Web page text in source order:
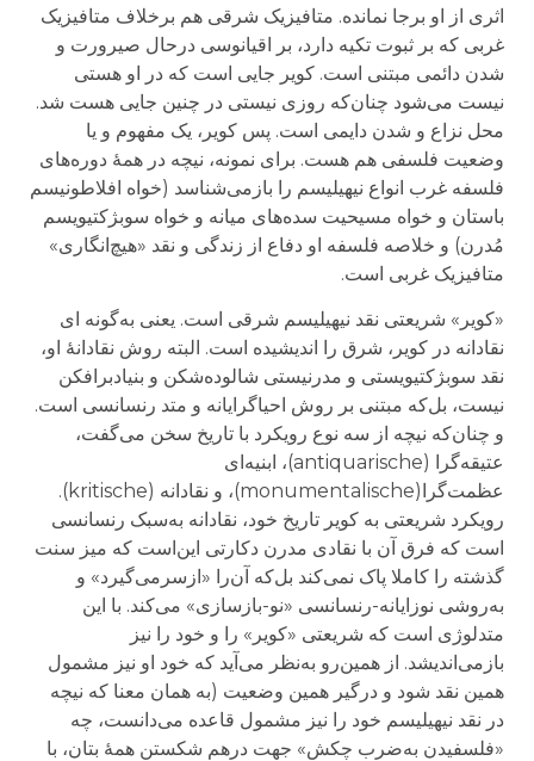
اثری از او برجا نمانده. متافیزیک شرقی هم برخلاف متافیزیک
غربی که بر ثبوت تکیه دارد، بر اقیانوسی درحال صیرورت و
شدن دائمی مبتنی است. کویر جایی است که در او هستی
نیست می‌شود چنان‌که روزی نیستی در چنین جایی هست شد.
محل نزاع و شدن دایمی است. پس کویر، یک مفهوم و یا
وضعیت فلسفی هم هست. برای نمونه، نیچه در همهٔ دوره‌های
فلسفه غرب انواع نیهیلیسم را بازمی‌شناسد (خواه افلاطونیسم
باستان و خواه مسیحیت سده‌های میانه و خواه سوبژکتیویسم
مُدرن) و خلاصه فلسفه او دفاع از زندگی و نقد «هیچ‌انگاری»
متافیزیک غربی است.
«کویر» شریعتی نقد نیهیلیسم شرقی است. یعنی به‌گونه ای
نقادانه در کویر، شرق را اندیشیده است. البته روش نقادانهٔ او،
نقد سوبژکتیویستی و مدرنیستی شالوده‌شکن و بنیادبرافکن
نیست، بل‌که مبتنی بر روش احیاگرایانه و متد رنسانسی است.
و چنان‌که نیچه از سه نوع رویکرد با تاریخ سخن می‌گفت،
عتیقه‌گرا (antiquarische)، ابنیه‌ای
عظمت‌گرا(monumentalische)، و نقادانه (kritische).
رویکرد شریعتی به کویر تاریخ خود، نقادانه به‌سبک رنسانسی
است که فرق آن با نقادی مدرن دکارتی این‌است که میز سنت
گذشته را کاملا پاک نمی‌کند بل‌که آن‌را «ازسرمی‌گیرد» و
به‌روشی نوزایانه-رنسانسی «نو-بازسازی» می‌کند. با این
متدلوژی است که شریعتی «کویر» را و خود را نیز
بازمی‌اندیشد. از همین‌رو به‌نظر می‌آید که خود او نیز مشمول
همین نقد شود و درگیر همین وضعیت (به همان معنا که نیچه
در نقد نیهیلیسم خود را نیز مشمول قاعده می‌دانست، چه
«فلسفیدن به‌ضرب چکش» جهت درهم شکستن همهٔ بتان، با